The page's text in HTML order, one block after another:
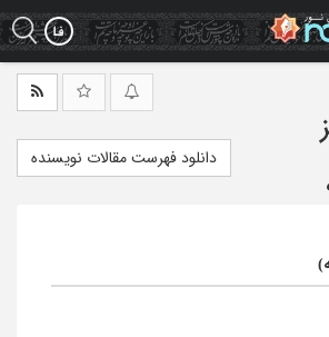
دانلود فهرست مقالات نویسنده